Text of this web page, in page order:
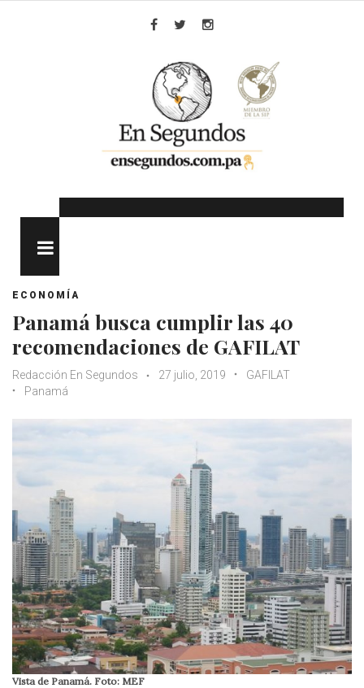
ECONOMÍA
Panamá busca cumplir las 40
recomendaciones de GAFILAT
Redacción En Segundos 27 julio, 2019
GAFILAT
Panamá
Vista de Panamá. Foto: MEF